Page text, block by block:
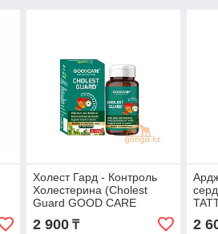
Холест Гард - Контроль
Холестерина (Cholest
Guard GOOD CARE
BAIDYANATH), 60 кап.
2 900₸ 2